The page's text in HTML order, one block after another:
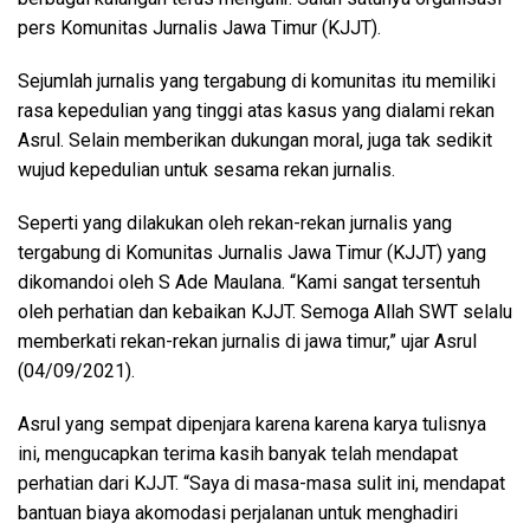
pers Komunitas Jurnalis Jawa Timur (KJJT).
Sejumlah jurnalis yang tergabung di komunitas itu memiliki
rasa kepedulian yang tinggi atas kasus yang dialami rekan
Asrul. Selain memberikan dukungan moral, juga tak sedikit
wujud kepedulian untuk sesama rekan jurnalis.
Seperti yang dilakukan oleh rekan-rekan jurnalis yang
tergabung di Komunitas Jurnalis Jawa Timur (KJJT) yang
dikomandoi oleh S Ade Maulana. “Kami sangat tersentuh
oleh perhatian dan kebaikan KJJT. Semoga Allah SWT selalu
memberkati rekan-rekan jurnalis di jawa timur,” ujar Asrul
(04/09/2021).
Asrul yang sempat dipenjara karena karena karya tulisnya
ini, mengucapkan terima kasih banyak telah mendapat
perhatian dari KJJT. “Saya di masa-masa sulit ini, mendapat
bantuan biaya akomodasi perjalanan untuk menghadiri